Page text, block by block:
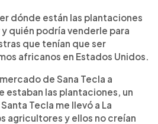
dónde están las plantaciones
y quién podría venderle para
que tenían que ser
africanos en Estados Unidos.
de Sana Tecla a
estaban las plantaciones, un
Tecla me llevó a La
agricultores y ellos no creían